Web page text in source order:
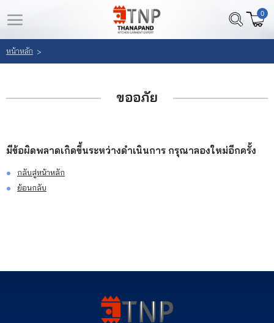
LOGIN
REGISTER
ที่
0
)
สินค้า
วิธี
สั่ง
0
หน้าหลัก >
ขออภัย
มีข้อผิดพลาดเกิดขึ้นระหว่างดำเนินการ กรุณาลองใหม่อีกครั้ง
กลับสู่หน้าหลัก
ย้อนกลับ